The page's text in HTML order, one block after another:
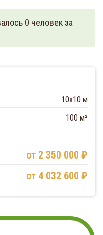
0 человек за
10х10 м
100 м²
от 2 350 000 ₽
от 4 032 600 ₽